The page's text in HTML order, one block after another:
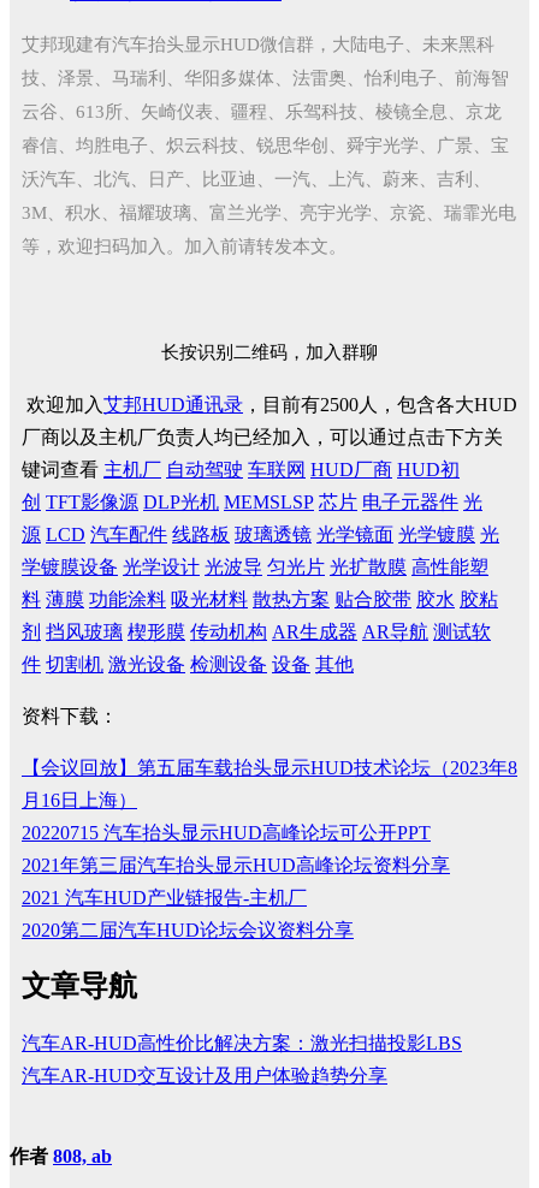
艾邦现建有汽车抬头显示HUD微信群，大陆电子、未来黑科
技、泽景、马瑞利、华阳多媒体、法雷奥、怡利电子、前海智
云谷、613所、矢崎仪表、疆程、乐驾科技、棱镜全息、京龙
睿信、均胜电子、炽云科技、锐思华创、舜宇光学、广景、宝
沃汽车、北汽、日产、比亚迪、一汽、上汽、蔚来、吉利、
3M、积水、福耀玻璃、富兰光学、亮宇光学、京瓷、瑞霏光电
等，欢迎扫码加入。加入前请转发本文。
长按识别二维码，加入群聊
欢迎加入艾邦HUD通讯录 ，目前有2500人，包含各大HUD
厂商以及主机厂负责人均已经加入，可以通过点击下方关
键词查看 主机厂 自动驾驶 车联网 HUD厂商 HUD初
创 TFT影像源 DLP光机 MEMSLSP 芯片 电子元器件 光
源 LCD 汽车配件 线路板 玻璃透镜 光学镜面 光学镀膜 光
学镀膜设备 光学设计 光波导 匀光片 光扩散膜 高性能塑
料 薄膜 功能涂料 吸光材料 散热方案 贴合胶带 胶水 胶粘
剂 挡风玻璃 楔形膜 传动机构 AR生成器 AR导航 测试软
件 切割机 激光设备 检测设备 设备 其他
资料下载：
【会议回放】第五届车载抬头显示HUD技术论坛（2023年8
月16日上海）
20220715 汽车抬头显示HUD高峰论坛可公开PPT
2021年第三届汽车抬头显示HUD高峰论坛资料分享
2021 汽车HUD产业链报告-主机厂
2020第二届汽车HUD论坛会议资料分享
文章导航
汽车AR-HUD高性价比解决方案：激光扫描投影LBS
汽车AR-HUD交互设计及用户体验趋势分享
作者 808, ab